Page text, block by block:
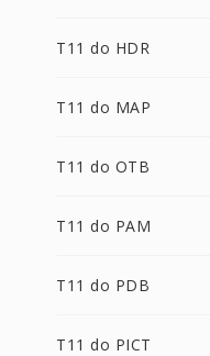
T11 do HDR
T11 do MAP
T11 do OTB
T11 do PAM
T11 do PDB
T11 do PICT